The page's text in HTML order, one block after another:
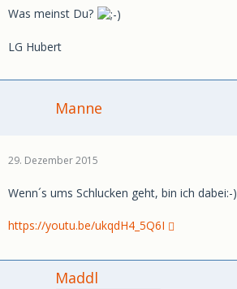
Was meinst Du?
LG Hubert
Manne
29. Dezember 2015
Wenn´s ums Schlucken geht, bin ich dabei:-)
https://youtu.be/ukqdH4_5Q6I
Maddl